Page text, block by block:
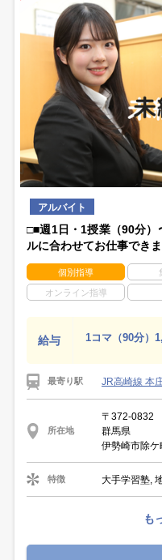
アルバイト
□■週1日・1授業（90分
ルに合わせてお仕事でき
個別指導
オンライン指導
給与 1コマ（90分）
最寄り駅 JR高崎線 本
所在地
〒372-0832
群馬県
伊勢崎市除
特徴 大手学習塾,
も